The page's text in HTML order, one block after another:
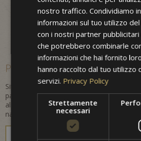
Posizione centrale e vacanza in
Situato nel cuore della città, questo hotel 3
partenza ideale per esplorare Merano e
al centro storico e il panorama alpino
natura, cultura e atmosfera mediterranea.
VACANZA A MERANO
nostro traffico. Condividiamo
informazioni sul tuo utilizzo
con i nostri partner pubblicitari
che potrebbero combinarle
informazioni che hai fornito
hanno raccolto dal tuo utilizzo
servizi. Privacy Policy
Strettamente
necessari